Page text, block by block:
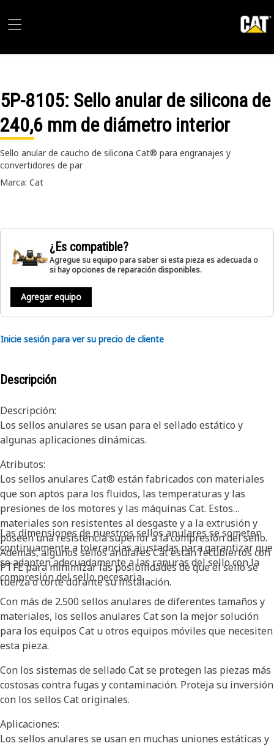
5P-8105: Sello anular de silicona de
240,6 mm de diámetro interior
Sello anular de caucho de silicona Cat® para engranajes y
convertidores de par
Marca: Cat
¿Es compatible?
Agregue su equipo para saber si esta pieza es adecuada o
si hay opciones de reparación disponibles.
Agregar equipo
Inicie sesión para ver su precio de cliente
Descripción
Descripción:
Los sellos anulares se usan para el sellado estático y
algunas aplicaciones dinámicas.
Atributos:
Los sellos anulares Cat® están fabricados con materiales
que son aptos para los fluidos, las temperaturas y las
presiones de los motores y las máquinas Cat. Estos
materiales son resistentes al desgaste y a la extrusión y
poseen una resistencia superior a la compresión del sello.
Además, algunos sellos anulares Cat están recubiertos con
PTFE para minimizar las posibilidades de que el sello se
tuerza o corte durante su instalación.
Las dimensiones de nuestros sellos anulares se someten
continuamente a tolerancias ajustadas para garantizar que
se adapten adecuadamente a las ranuras del sello con la
compresión del sello necesaria.
Con más de 2.500 sellos anulares de diferentes tamaños y
materiales, los sellos anulares Cat son la mejor solución
para los equipos Cat u otros equipos móviles que necesiten
esta pieza.
Con los sistemas de sellado Cat se protegen las piezas más
costosas contra fugas y contaminación. Proteja su inversión
con los sellos Cat originales.
Aplicaciones:
Los sellos anulares se usan en muchas uniones estáticas y